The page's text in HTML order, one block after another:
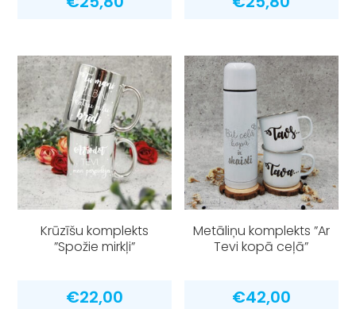
Krūzīšu komplekts
”Spožie mirkļi”
€22,00
Metāliņu komplekts ”Ar
Tevi kopā ceļā”
€42,00